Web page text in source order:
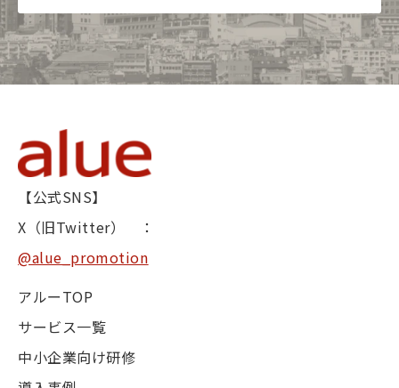
【公式SNS】
X（旧Twitter） ：
@alue_promotion
アルーTOP
サービス一覧
中小企業向け研修